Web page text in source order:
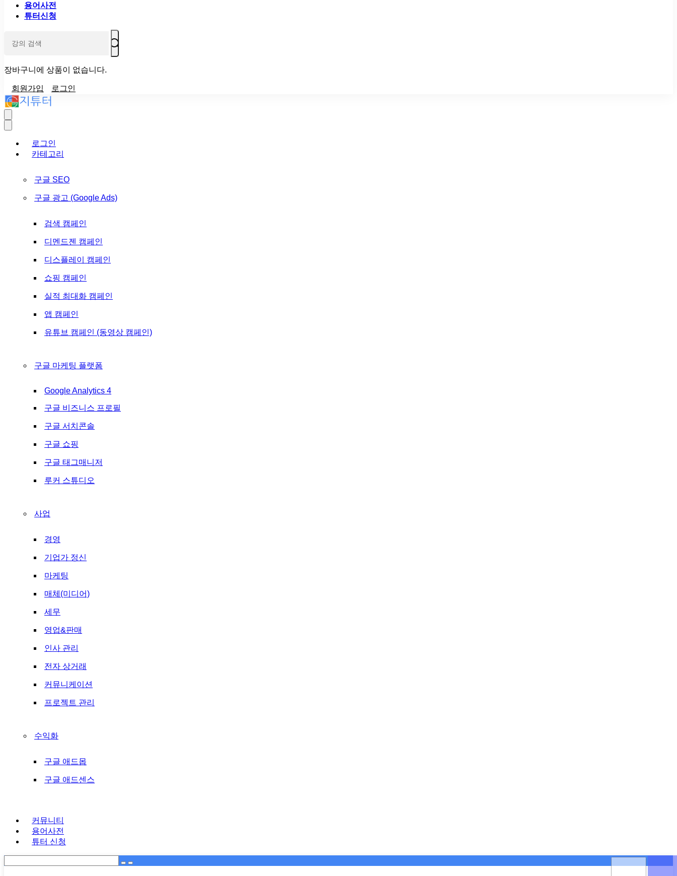
용어사전
튜터신청
장바구니에 상품이 없습니다.
회원가입 로그인
로그인
카테고리
구글 SEO
구글 광고 (Google Ads)
검색 캠페인
디멘드젠 캠페인
디스플레이 캠페인
쇼핑 캠페인
실적 최대화 캠페인
앱 캠페인
유튜브 캠페인 (동영상 캠페인)
구글 마케팅 플랫폼
Google Analytics 4
구글 비즈니스 프로필
구글 서치콘솔
구글 쇼핑
구글 태그매니저
루커 스튜디오
사업
경영
기업가 정신
마케팅
매체(미디어)
세무
영업&판매
인사 관리
전자 상거래
커뮤니케이션
프로젝트 관리
수익화
구글 애드몹
구글 애드센스
커뮤니티
용어사전
튜터 신청